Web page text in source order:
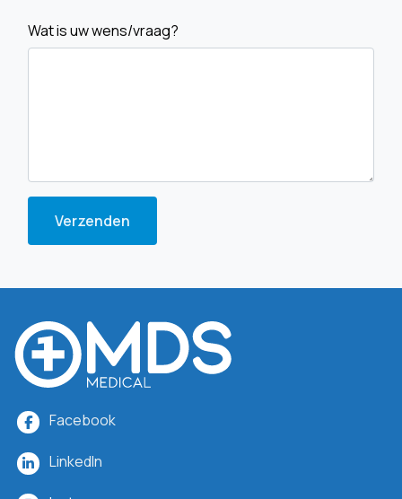
Wat is uw wens/vraag?
Verzenden
Facebook
LinkedIn